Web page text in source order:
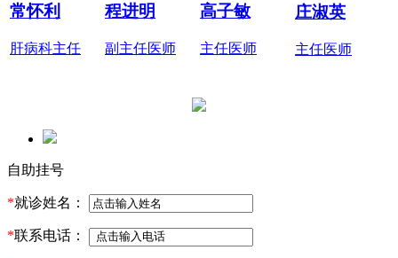
常怀利
肝病科主任
程进明
副主任医师
高子敏
主任医师
庄淑英
主任医师
自助挂号
*就诊姓名：
*联系电话：